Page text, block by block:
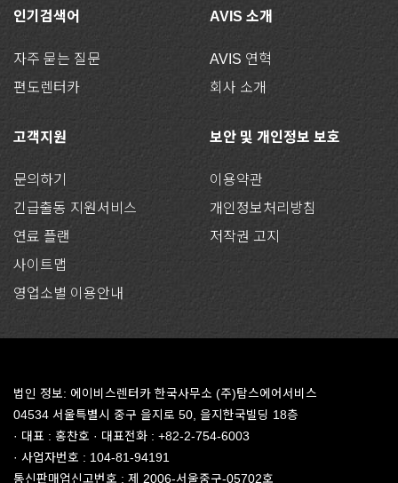
인기검색어
자주 묻는 질문
편도렌터카
AVIS 소개
AVIS 연혁
회사 소개
고객지원
문의하기
긴급출동 지원서비스
연료 플랜
사이트맵
영업소별 이용안내
보안 및 개인정보 보호
이용약관
개인정보처리방침
저작권 고지
법인 정보: 에이비스렌터카 한국사무소 (주)탐스에어서비스
04534 서울특별시 중구 을지로 50, 을지한국빌딩 18층
· 대표 : 홍찬호 · 대표전화 : +82-2-754-6003
· 사업자번호 : 104-81-94191
통신판매업신고번호 : 제 2006-서울중구-05702호